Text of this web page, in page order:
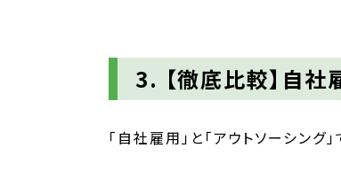
3. 【徹底比較】自
「自社雇用」と「アウトソーシン